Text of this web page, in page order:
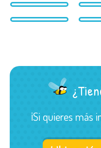
¡Si quieres más